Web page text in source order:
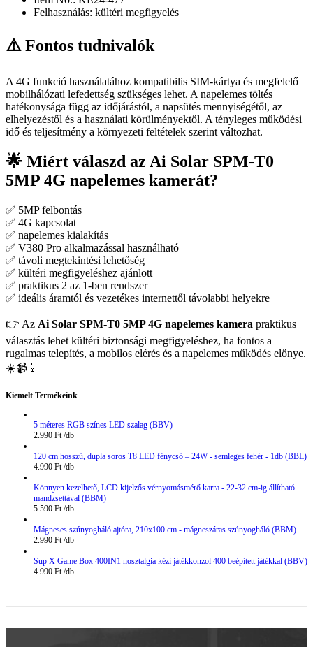
Felhasználás: kültéri megfigyelés
⚠️ Fontos tudnivalók
A 4G funkció használatához kompatibilis SIM-kártya és megfelelő
mobilhálózati lefedettség szükséges lehet. A napelemes töltés
hatékonysága függ az időjárástól, a napsütés mennyiségétől, az
elhelyezéstől és a használati körülményektől. A tényleges működési
idő és teljesítmény a környezeti feltételek szerint változhat.
🌟 Miért válaszd az Ai Solar SPM-T0
5MP 4G napelemes kamerát?
✅ 5MP felbontás
✅ 4G kapcsolat
✅ napelemes kialakítás
✅ V380 Pro alkalmazással használható
✅ távoli megtekintési lehetőség
✅ kültéri megfigyeléshez ajánlott
✅ praktikus 2 az 1-ben rendszer
✅ ideális áramtól és vezetékes internettől távolabbi helyekre
👉 Az Ai Solar SPM-T0 5MP 4G napelemes kamera praktikus
választás lehet kültéri biztonsági megfigyeléshez, ha fontos a
rugalmas telepítés, a mobilos elérés és a napelemes működés előnye.
☀️📹📱
Kiemelt Termékeink
5 méteres RGB színes LED szalag (BBV)
2.990 Ft
120 cm hosszú, dupla soros T8 LED fénycső – 24W - semleges fehér - 1db (BBL)
4.990 Ft
Könnyen kezelhető, LCD kijelzős vérnyomásmérő karra - 22-32 cm-ig állítható
mandzsettával (BBM)
5.590 Ft
Mágneses szúnyogháló ajtóra, 210x100 cm - mágneszáras szúnyogháló (BBM)
2.990 Ft
Sup X Game Box 400IN1 nosztalgia kézi játékkonzol 400 beépített játékkal (BBV)
4.990 Ft